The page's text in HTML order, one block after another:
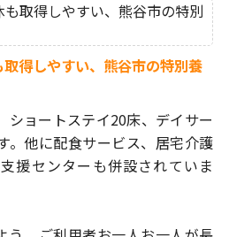
得しやすい、熊谷市の特別養
ショートステイ20床、デイサー
。他に配食サービス、居宅介護
援センターも併設されていま